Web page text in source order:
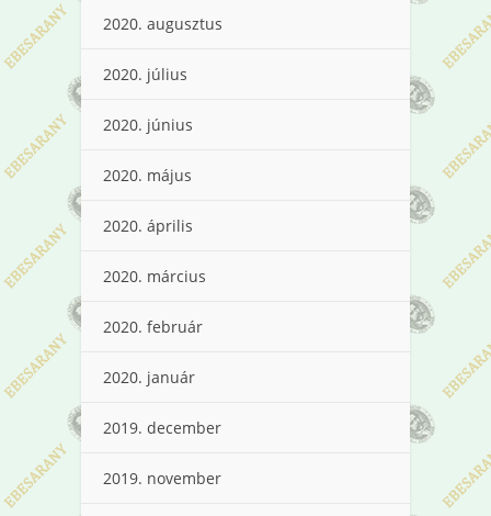
2020. augusztus
2020. július
2020. június
2020. május
2020. április
2020. március
2020. február
2020. január
2019. december
2019. november